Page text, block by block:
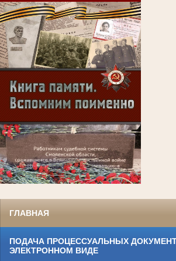
ГЛАВНАЯ
ПОДАЧА ПРОЦЕССУАЛЬНЫХ
ЭЛЕКТРОННОМ ВИДЕ